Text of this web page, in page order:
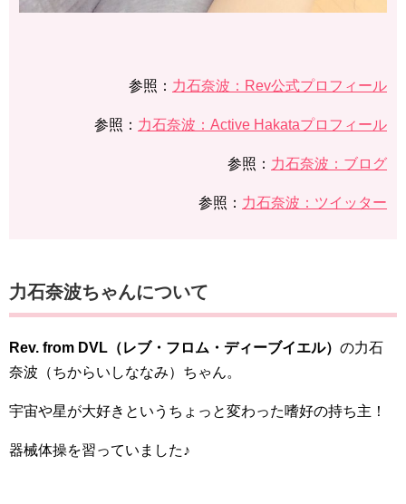
参照： 力石奈波：Rev公式プロフィール
参照： 力石奈波：Active Hakataプロフィール
参照： 力石奈波：ブログ
参照： 力石奈波：ツイッター
力石奈波ちゃんについて
Rev. from DVL（レブ・フロム・ディーブイエル） の力石
奈波（ちからいしななみ）ちゃん。
宇宙や星が大好きというちょっと変わった嗜好の持ち主！
器械体操を習っていました♪